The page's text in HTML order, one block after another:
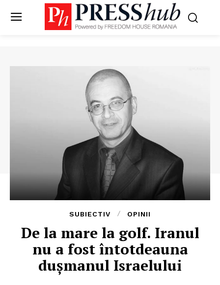
SUBIECTIV OPINII
De la mare la golf. Iranul
nu a fost întotdeauna
dușmanul Israelului